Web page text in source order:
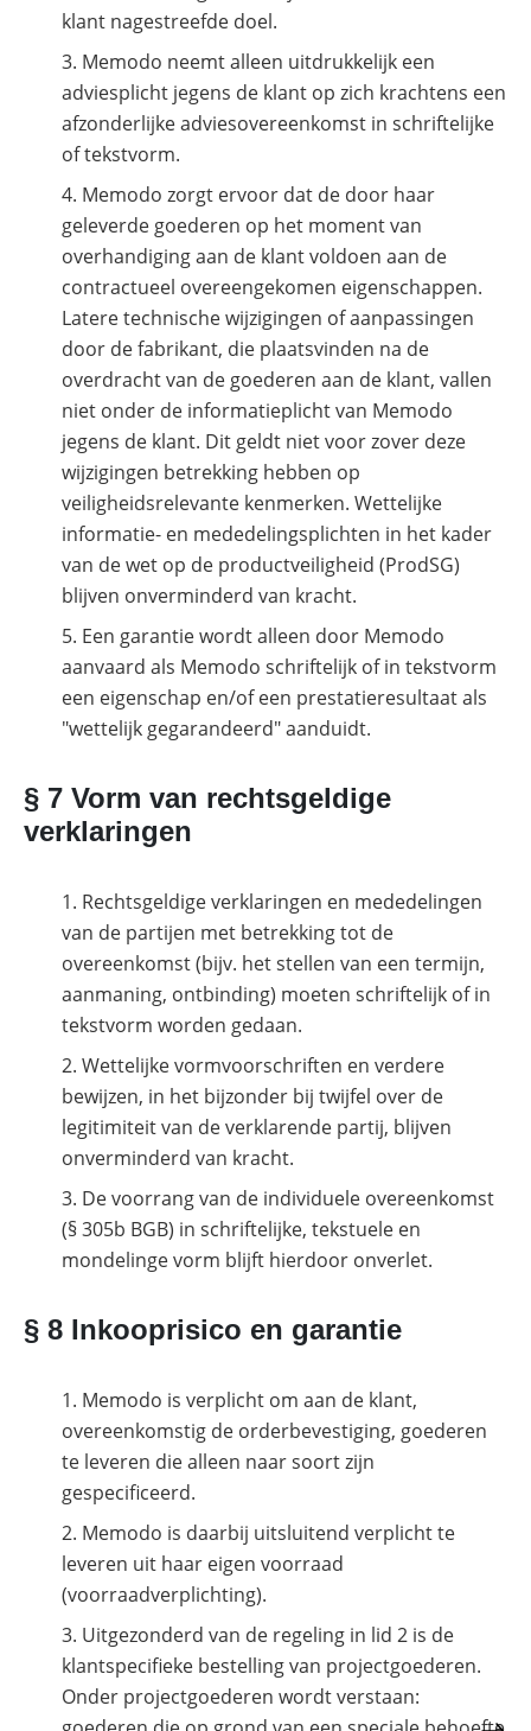
klant nagestreefde doel.
Memodo neemt alleen uitdrukkelijk een
adviesplicht jegens de klant op zich krachtens een
afzonderlijke adviesovereenkomst in schriftelijke
of tekstvorm.
Memodo zorgt ervoor dat de door haar
geleverde goederen op het moment van
overhandiging aan de klant voldoen aan de
contractueel overeengekomen eigenschappen.
Latere technische wijzigingen of aanpassingen
door de fabrikant, die plaatsvinden na de
overdracht van de goederen aan de klant, vallen
niet onder de informatieplicht van Memodo
jegens de klant. Dit geldt niet voor zover deze
wijzigingen betrekking hebben op
veiligheidsrelevante kenmerken. Wettelijke
informatie- en mededelingsplichten in het kader
van de wet op de productveiligheid (ProdSG)
blijven onverminderd van kracht.
Een garantie wordt alleen door Memodo
aanvaard als Memodo schriftelijk of in tekstvorm
een eigenschap en/of een prestatieresultaat als
"wettelijk gegarandeerd" aanduidt.
§ 7 Vorm van rechtsgeldige
verklaringen
Rechtsgeldige verklaringen en mededelingen
van de partijen met betrekking tot de
overeenkomst (bijv. het stellen van een termijn,
aanmaning, ontbinding) moeten schriftelijk of in
tekstvorm worden gedaan.
Wettelijke vormvoorschriften en verdere
bewijzen, in het bijzonder bij twijfel over de
legitimiteit van de verklarende partij, blijven
onverminderd van kracht.
De voorrang van de individuele overeenkomst
(§ 305b BGB) in schriftelijke, tekstuele en
mondelinge vorm blijft hierdoor onverlet.
§ 8 Inkooprisico en garantie
Memodo is verplicht om aan de klant,
overeenkomstig de orderbevestiging, goederen
te leveren die alleen naar soort zijn
gespecificeerd.
Memodo is daarbij uitsluitend verplicht te
leveren uit haar eigen voorraad
(voorraadverplichting).
Uitgezonderd van de regeling in lid 2 is de
klantspecifieke bestelling van projectgoederen.
Onder projectgoederen wordt verstaan: